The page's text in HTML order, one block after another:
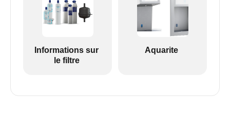
Informations sur
le filtre
Aquarite